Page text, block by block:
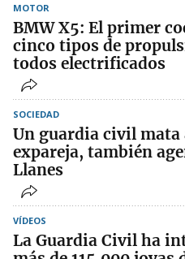
MOTOR
BMW X5: El primer
cinco tipos de
todos electrificados
SOCIEDAD
Un guardia civil mata
expareja, también
Llanes
VÍDEOS
La Guardia Civil ha